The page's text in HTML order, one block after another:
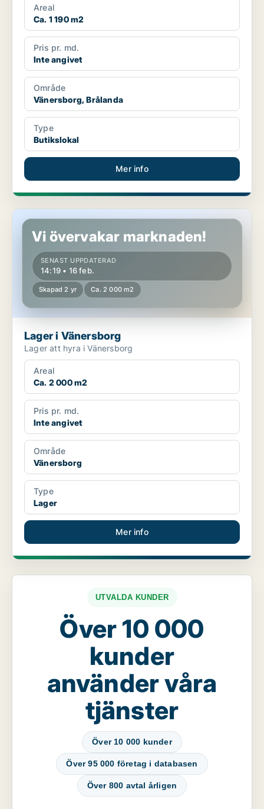
Areal
Ca. 1 190 m2
Pris pr. md.
Inte angivet
Område
Vänersborg, Brålanda
Type
Butikslokal
Mer info
Lager i Vänersborg
Vi övervakar marknaden!
SENAST UPPDATERAD
14:19 • 16 feb.
Skapad 2 yr Ca. 2 000 m2
Lager i Vänersborg
Lager att hyra i Vänersborg
Areal
Ca. 2 000 m2
Pris pr. md.
Inte angivet
Område
Vänersborg
Type
Lager
Mer info
UTVALDA KUNDER
Över 10 000
kunder
använder våra
tjänster
Över 10 000 kunder
Över 95 000 företag i databasen
Över 800 avtal årligen